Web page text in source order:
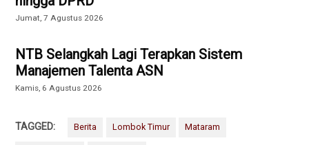
Jumat, 7 Agustus 2026
NTB Selangkah Lagi Terapkan Sistem
Manajemen Talenta ASN
Kamis, 6 Agustus 2026
TAGGED: Berita Lombok Timur Mataram